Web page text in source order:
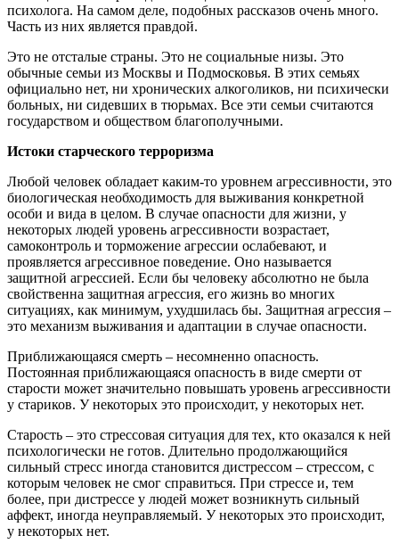
психолога. На самом деле, подобных рассказов очень много.
Часть из них является правдой.
Это не отсталые страны. Это не социальные низы. Это
обычные семьи из Москвы и Подмосковья. В этих семьях
официально нет, ни хронических алкоголиков, ни психически
больных, ни сидевших в тюрьмах. Все эти семьи считаются
государством и обществом благополучными.
Истоки старческого терроризма
Любой человек обладает каким-то уровнем агрессивности, это
биологическая необходимость для выживания конкретной
особи и вида в целом. В случае опасности для жизни, у
некоторых людей уровень агрессивности возрастает,
самоконтроль и торможение агрессии ослабевают, и
проявляется агрессивное поведение. Оно называется
защитной агрессией. Если бы человеку абсолютно не была
свойственна защитная агрессия, его жизнь во многих
ситуациях, как минимум, ухудшилась бы. Защитная агрессия –
это механизм выживания и адаптации в случае опасности.
Приближающаяся смерть – несомненно опасность.
Постоянная приближающаяся опасность в виде смерти от
старости может значительно повышать уровень агрессивности
у стариков. У некоторых это происходит, у некоторых нет.
Старость – это стрессовая ситуация для тех, кто оказался к ней
психологически не готов. Длительно продолжающийся
сильный стресс иногда становится дистрессом – стрессом, с
которым человек не смог справиться. При стрессе и, тем
более, при дистрессе у людей может возникнуть сильный
аффект, иногда неуправляемый. У некоторых это происходит,
у некоторых нет.